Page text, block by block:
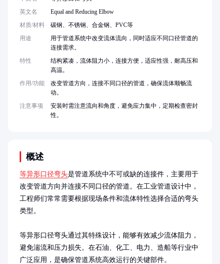
概述
等异形口径弯头是管道系统中不可或缺的连接件，主要用于
改变管道方向并连接不同口径的管道。在工业管道设计中，
工程师们常常需要根据现场条件和流体特性选择合适的弯头
类型。
等异形口径弯头通过其特殊设计，能够有效减少流体阻力，
避免湍流和压力损失。在石油、化工、电力、造船等行业中
广泛应用，是确保管道系统高效运行的关键部件。
英文名
Equal and Reducing Elbow
材质/材料
碳钢、不锈钢、合金钢、PVC等
用途
用于管道系统中改变流体流向，同时适应不同口径管道的
连接需求。
特性
结构紧凑，流体阻力小，连接方便，适应性强，耐高压和
高温。
作用/功能
改变管道方向，连接不同口径的管道，确保流体顺畅流
动。
注意事项
安装时需注意流向和角度，避免应力集中，定期检查密封
性。